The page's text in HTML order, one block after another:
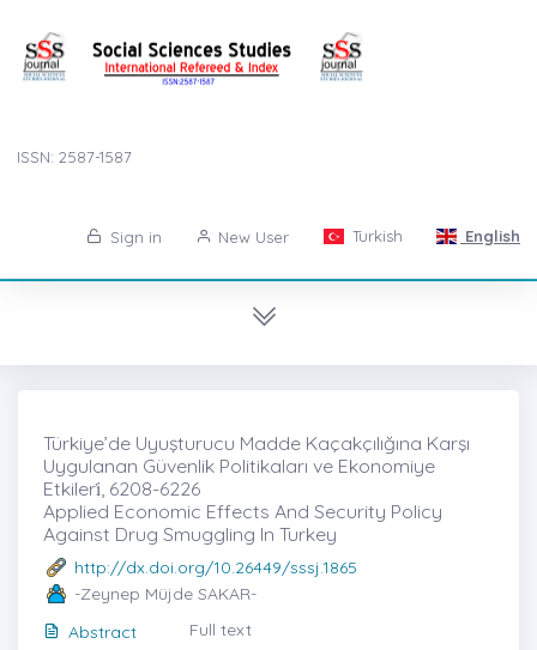
ISSN: 2587-1587
Sign in New User Turkish English
Türkiye’de Uyuşturucu Madde Kaçakçılığına Karşı
Uygulanan Güvenlik Politikaları ve Ekonomiye
Etkileri̇, 6208-6226
Applied Economic Effects And Security Policy
Against Drug Smuggling In Turkey
http://dx.doi.org/10.26449/sssj.1865
-Zeynep Müjde SAKAR-
Abstract
Full text